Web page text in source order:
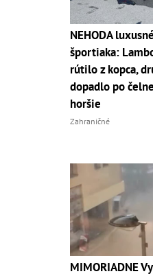
NEHODA
športiaka:
rútilo z kopca,
dopadlo po
horšie
Zahraničné
MIMORIADNE